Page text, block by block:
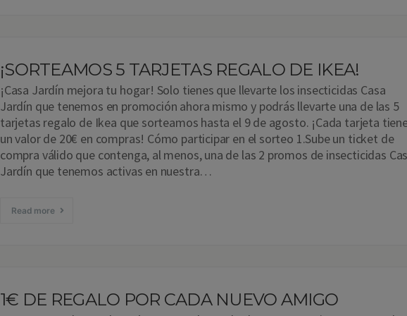
¡SORTEAMOS 5 TARJETAS REGALO DE IKEA!
¡Casa Jardín mejora tu hogar! Solo tienes que llevarte los insecticidas Casa
Jardín que tenemos en promoción ahora mismo y podrás llevarte una de las 5
tarjetas regalo de Ikea que sorteamos hasta el 9 de agosto. ¡Cada tarjeta
un valor de 20€ en compras! Cómo participar en el sorteo 1.Sube un ticket de
compra válido que contenga, al menos, una de las 2 promos de insecticidas
Jardín que tenemos activas en nuestra…
Read more
1€ DE REGALO POR CADA NUEVO AMIGO